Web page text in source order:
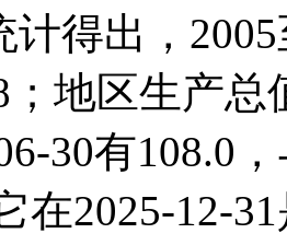
计得出，
；地区生产
30有108.0
在2025-12-